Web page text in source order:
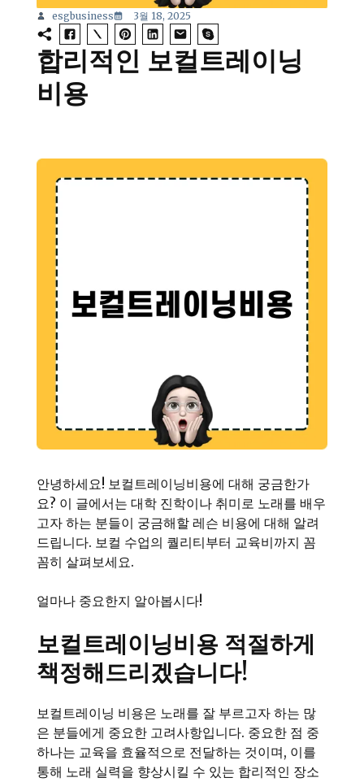
esgbusiness 3월 18, 2025
합리적인 보컬트레이닝
비용
안녕하세요! 보컬트레이닝비용에 대해 궁금한가
요? 이 글에서는 대학 진학이나 취미로 노래를 배우
고자 하는 분들이 궁금해할 레슨 비용에 대해 알려
드립니다. 보컬 수업의 퀄리티부터 교육비까지 꼼
꼼히 살펴보세요.
얼마나 중요한지 알아봅시다!
보컬트레이닝비용 적절하게
책정해드리겠습니다!
보컬트레이닝 비용은 노래를 잘 부르고자 하는 많
은 분들에게 중요한 고려사항입니다. 중요한 점 중
하나는 교육을 효율적으로 전달하는 것이며, 이를
통해 노래 실력을 향상시킬 수 있는 합리적인 장소